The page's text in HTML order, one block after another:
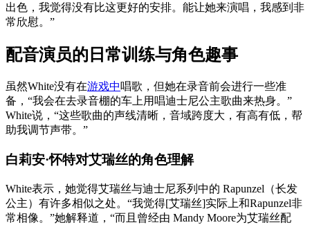
出色，我觉得没有比这更好的安排。能让她来演唱，我感到非
常欣慰。”
配音演员的日常训练与角色趣事
虽然White没有在游戏中唱歌，但她在录音前会进行一些准
备，“我会在去录音棚的车上用唱迪士尼公主歌曲来热身。”
White说，“这些歌曲的声线清晰，音域跨度大，有高有低，帮
助我调节声带。”
白莉安·怀特对艾瑞丝的角色理解
White表示，她觉得艾瑞丝与迪士尼系列中的 Rapunzel（长发
公主）有许多相似之处。“我觉得[艾瑞丝]实际上和Rapunzel非
常相像。”她解释道，“而且曾经由 Mandy Moore为艾瑞丝配